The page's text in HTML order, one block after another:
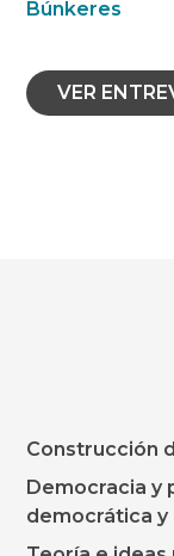
Búnkeres
VER
Construcción
Democracia y
democrática y